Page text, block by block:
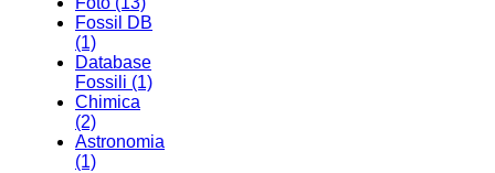
Fossil DB
(1)
Database
Fossili (1)
Chimica
(2)
Astronomia
(1)